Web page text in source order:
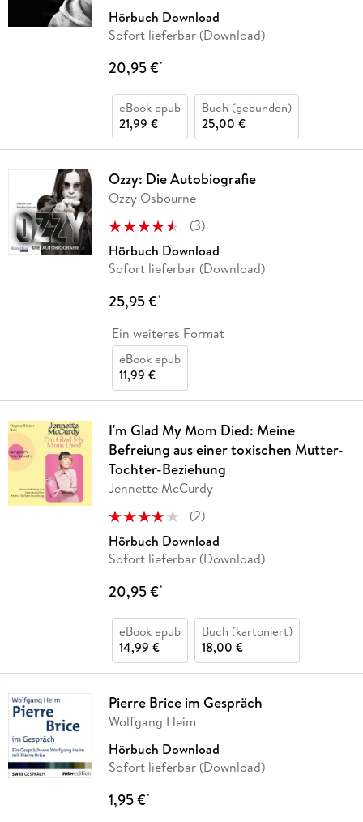
Hörbuch Download
Sofort lieferbar (Download)
20,95 €*
eBook epub
21,99 €
Buch (gebunden)
25,00 €
Ozzy: Die Autobiografie
Ozzy Osbourne
(3)
Hörbuch Download
Sofort lieferbar (Download)
25,95 €*
Ein weiteres Format
eBook epub
11,99 €
I'm Glad My Mom Died: Meine
Befreiung aus einer toxischen Mutter-
Tochter-Beziehung
Jennette McCurdy
(2)
Hörbuch Download
Sofort lieferbar (Download)
20,95 €*
eBook epub
14,99 €
Buch (kartoniert)
18,00 €
Pierre Brice im Gespräch
Wolfgang Heim
Hörbuch Download
Sofort lieferbar (Download)
1,95 €*